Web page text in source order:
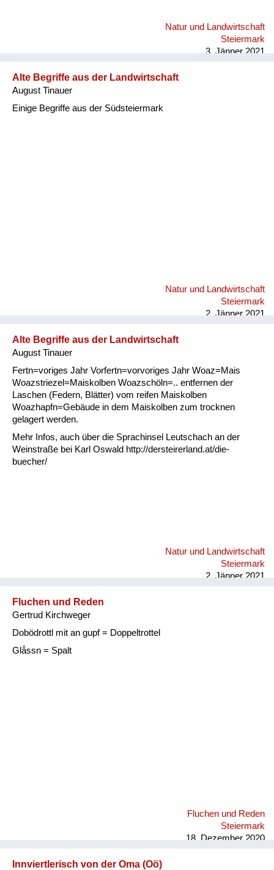
Natur und Landwirtschaft
Steiermark
3. Jänner 2021
Alte Begriffe aus der Landwirtschaft
August Tinauer
Einige Begriffe aus der Südsteiermark
Natur und Landwirtschaft
Steiermark
2. Jänner 2021
Alte Begriffe aus der Landwirtschaft
August Tinauer
Fertn=voriges Jahr Vorfertn=vorvoriges Jahr Woaz=Mais
Woazstriezel=Maiskolben Woazschöln=.. entfernen der
Laschen (Federn, Blätter) vom reifen Maiskolben
Woazhapfn=Gebäude in dem Maiskolben zum trocknen
gelagert werden.
Mehr Infos, auch über die Sprachinsel Leutschach an der
Weinstraße bei Karl Oswald http://dersteirerland.at/die-
buecher/
Natur und Landwirtschaft
Steiermark
2. Jänner 2021
Fluchen und Reden
Gertrud Kirchweger
Dobödrottl mit an gupf = Doppeltrottel
Glåssn = Spalt
Fluchen und Reden
Steiermark
18. Dezember 2020
Innviertlerisch von der Oma (Oö)